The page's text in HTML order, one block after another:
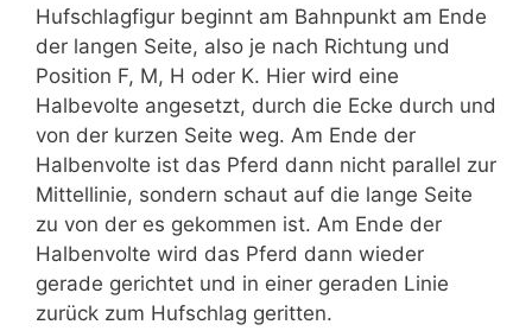
Hufschlagfigur beginnt am Bahnpunkt am Ende
der langen Seite, also je nach Richtung und
Position F, M, H oder K. Hier wird eine
Halbevolte angesetzt, durch die Ecke durch und
von der kurzen Seite weg. Am Ende der
Halbenvolte ist das Pferd dann nicht parallel zur
Mittellinie, sondern schaut auf die lange Seite
zu von der es gekommen ist. Am Ende der
Halbenvolte wird das Pferd dann wieder
gerade gerichtet und in einer geraden Linie
zurück zum Hufschlag geritten.